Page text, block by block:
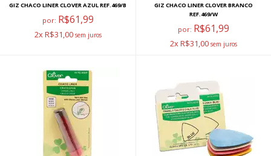
GIZ CHACO LINER CLOVER AZUL REF.469/B
por: R$61,99
2x R$31,00
GIZ CHACO LINER CLOVER BRANCO
REF.469/W
por: R$61,99
2x R$31,00